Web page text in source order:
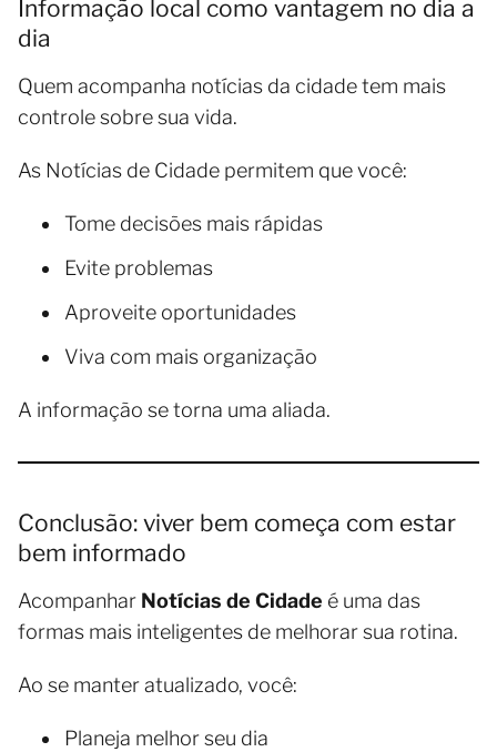
Informação local como vantagem no dia a
dia
Quem acompanha notícias da cidade tem mais
controle sobre sua vida.
As Notícias de Cidade permitem que você:
Tome decisões mais rápidas
Evite problemas
Aproveite oportunidades
Viva com mais organização
A informação se torna uma aliada.
Conclusão: viver bem começa com estar
bem informado
Acompanhar Notícias de Cidade é uma das
formas mais inteligentes de melhorar sua rotina.
Ao se manter atualizado, você:
Planeja melhor seu dia